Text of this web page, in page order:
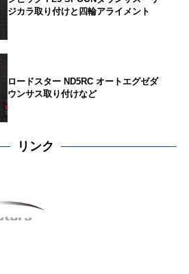
ジカラ取り付けと四輪アライメント
ロードスター ND5RC オートエグゼダ
ウンサス取り付けなど
リンク